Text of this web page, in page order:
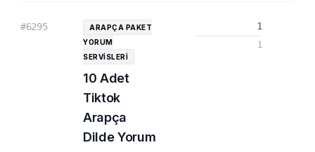
#6295
ARAPÇA PAKET
YORUM
SERVISLERI
10 Adet
Tiktok
Arapça
Dilde Yorum
1
1